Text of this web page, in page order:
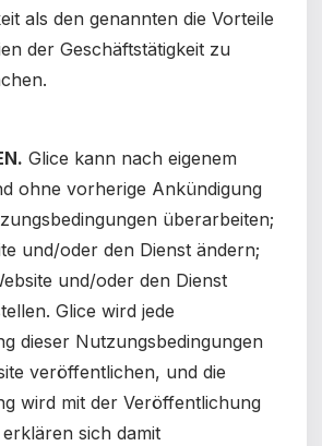
als den genannten die Vorteile
der Geschäftstätigkeit zu
Glice kann nach eigenem
ohne vorherige Ankündigung
überarbeiten;
und/oder den Dienst ändern;
und/oder den Dienst
Glice wird jede
dieser Nutzungsbedingungen
veröffentlichen, und die
wird mit der Veröffentlichung
sich damit